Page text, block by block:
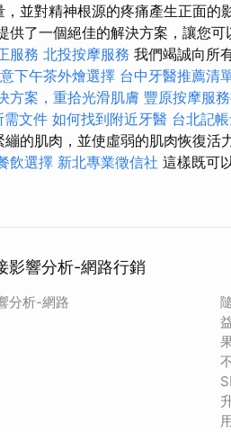
並對精神根源的疼痛產生正面的
供了一個絕佳的解決方案，讓您
服務 北投按摩服務 我們竭誠向所
下午茶外燴選擇 台中牙醫推薦清
方案，重拾光滑肌膚 豐原按摩服
需文件 如何找到附近牙醫 台北記
的肌肉，並使虛弱的肌肉恢復活
飲選擇 新北專業徵信社 這樣既可
影響分析-網路行銷
分析-網路